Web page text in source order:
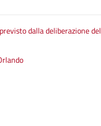
dalla deliberazione del